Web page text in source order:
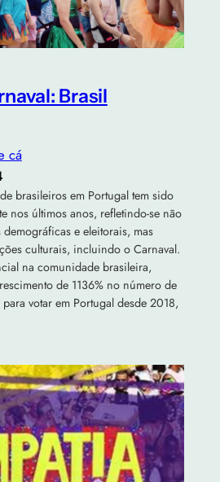
Brasil
cá
brasileiros em Portugal tem sido
nos últimos anos, refletindo-se não
demográficas e eleitorais, mas
culturais, incluindo o Carnaval.
na comunidade brasileira,
de 1136% no número de
votar em Portugal desde 2018,